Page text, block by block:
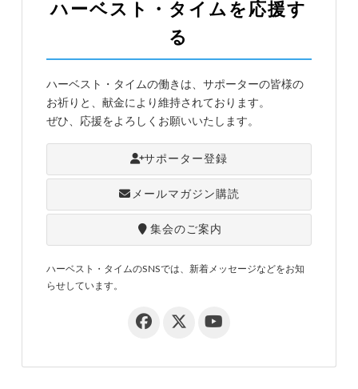
ハーベスト・タイムを応援す
る
ハーベスト・タイムの働きは、サポーターの皆様の
お祈りと、献金により維持されております。
ぜひ、応援をよろしくお願いいたします。
サポーター登録
メールマガジン購読
集会のご案内
ハーベスト・タイムのSNSでは、新着メッセージなどをお知
らせしています。